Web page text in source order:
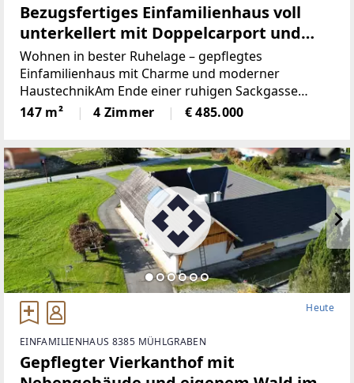
Bezugsfertiges Einfamilienhaus voll
unterkellert mit Doppelcarport und
Garage am Ende einer Sackgasse
Wohnen in bester Ruhelage – gepflegtes
Einfamilienhaus mit Charme und moderner
HaustechnikAm Ende einer ruhigen Sackgasse
erwartet Sie dieses liebevoll gepflegte
Einfamilienhaus in solider Massivbauweise, das mit
147 m² 4 Zimmer € 485.000
Heute
EINFAMILIENHAUS 8385 MÜHLGRABEN
Gepflegter Vierkanthof mit